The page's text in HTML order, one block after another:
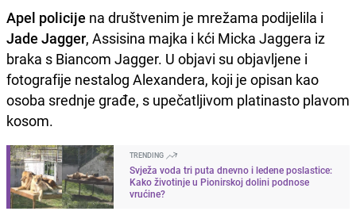
Apel policije na društvenim je mrežama podijelila i
Jade Jagger, Assisina majka i kći Micka Jaggera iz
braka s Biancom Jagger. U objavi su objavljene i
fotografije nestalog Alexandera, koji je opisan kao
osoba srednje građe, s upečatljivom platinasto plavom
kosom.
TRENDING
Svježa voda tri puta dnevno i ledene poslastice:
Kako životinje u Pionirskoj dolini podnose
vrućine?